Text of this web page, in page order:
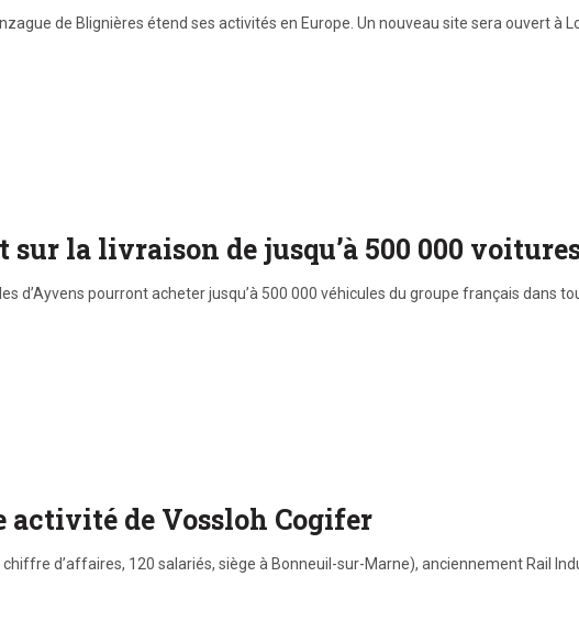
de Blignières étend ses activités en Europe. Un nouveau site sera ouvert à
la livraison de jusqu’à 500 000
d’Ayvens pourront acheter jusqu’à 500 000 véhicules du groupe français dans
activité de Vossloh Cogifer
d’affaires, 120 salariés, siège à Bonneuil-sur-Marne), anciennement Rail